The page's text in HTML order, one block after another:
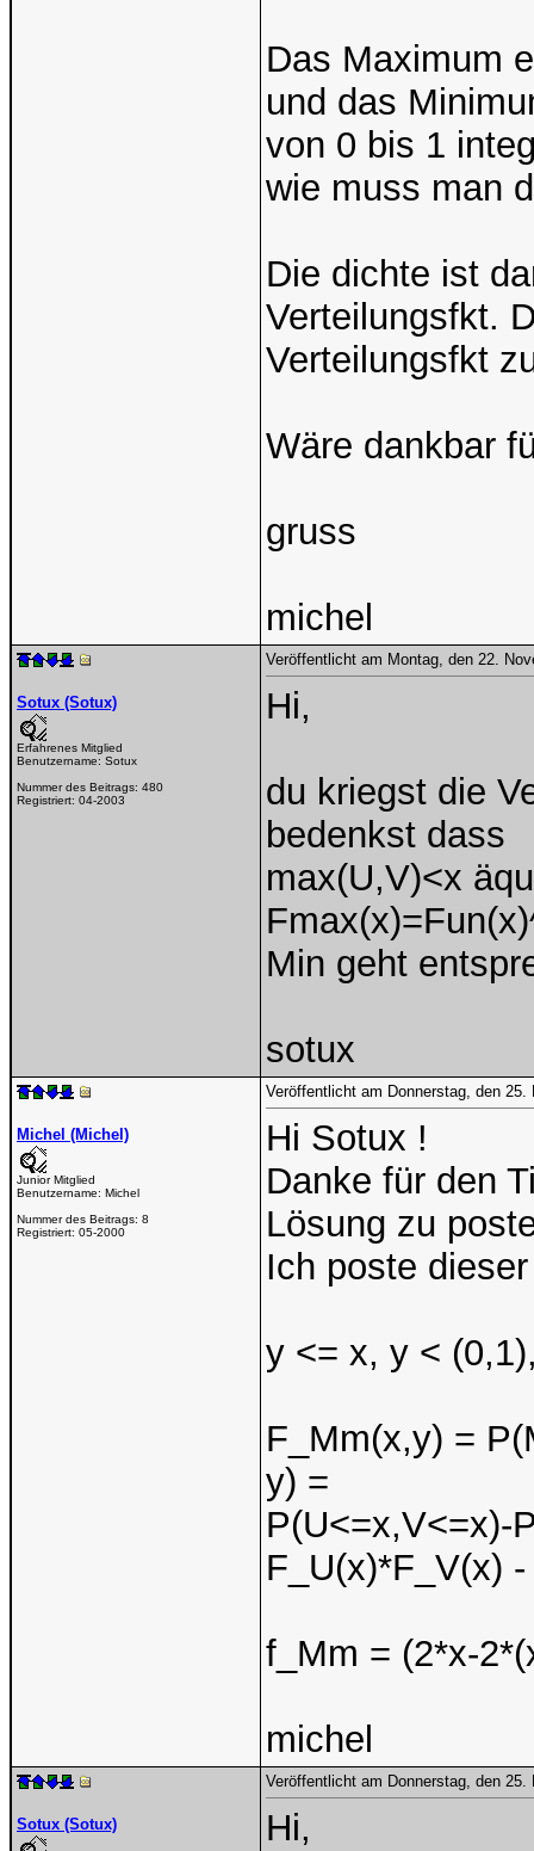
Das Maximum
und das
von 0 bis 1
wie muss man
Die dichte ist
Verteilungsfkt.
Verteilungsfkt
Wäre dankbar
gruss
michel
Sotux (Sotux)
Erfahrenes Mitglied
Benutzername: Sotux
Nummer des Beitrags: 480
Registriert: 04-2003
Veröffentlicht am Montag, den 22.
Hi,
du kriegst die
bedenkst dass
max(U,V)<x
Min geht
sotux
Michel (Michel)
Junior Mitglied
Benutzername: Michel
Nummer des Beitrags: 8
Registriert: 05-2000
Veröffentlicht am Donnerstag, den
Hi Sotux !
Danke für den
Lösung zu
Ich poste
y <= x, y <
F_Mm(x,y) =
y) =
P(U<=x,V<=x)-
F_U(x)*F_V(x)
f_Mm = (2*x-
michel
Sotux (Sotux)
Veröffentlicht am Donnerstag, den
Hi,